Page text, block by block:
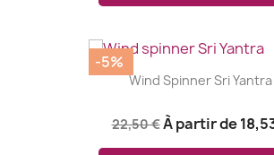
Wind Spinner Sri Yantra
22,50 €À partir de
-5%